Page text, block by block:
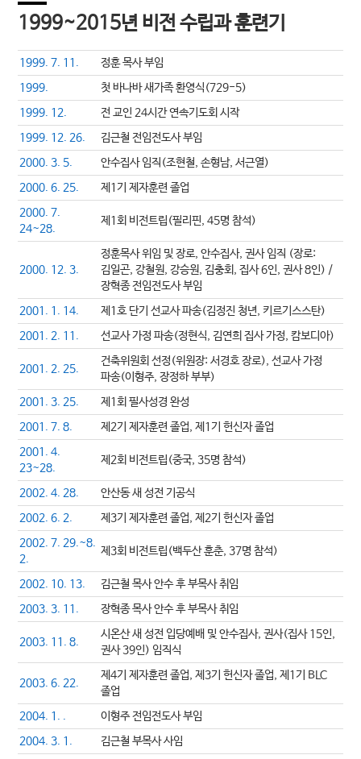
1999~2015년 비전 수립과 훈련기
1999. 7. 11.
정훈 목사 부임
1999.
첫 바나바 새가족 환영식(729-5)
1999. 12.
전 교인 24시간 연속기도회 시작
1999. 12. 26.
김근철 전임전도사 부임
2000. 3. 5.
안수집사 임직(조현철, 손형남, 서근열)
2000. 6. 25.
제1기 제자훈련 졸업
2000. 7.
24~28.
제1회 비전트립(필리핀, 45명 참석)
2000. 12. 3.
정훈목사 위임 및 장로, 안수집사, 권사 임직 (장로:
김일곤, 강철원, 강승원, 김충회, 집사 6인, 권사 8인) /
장혁종 전임전도사 부임
2001. 1. 14.
제1호 단기 선교사 파송(김정진 청년, 키르기스스탄)
2001. 2. 11.
선교사 가정 파송(정현식, 김연희 집사 가정, 캄보디아)
2001. 2. 25.
건축위원회 선정(위원장: 서경호 장로), 선교사 가정
파송(이형주, 장정하 부부)
2001. 3. 25.
제1회 필사성경 완성
2001. 7. 8.
제2기 제자훈련 졸업, 제1기 헌신자 졸업
2001. 4.
23~28.
제2회 비전트립(중국, 35명 참석)
2002. 4. 28.
안산동 새 성전 기공식
2002. 6. 2.
제3기 제자훈련 졸업, 제2기 헌신자 졸업
2002. 7. 29.~8.
2.
제3회 비전트립(백두산 훈춘, 37명 참석)
2002. 10. 13.
김근철 목사 안수 후 부목사 취임
2003. 3. 11.
장혁종 목사 안수 후 부목사 취임
2003. 11. 8.
시온산 새 성전 입당예배 및 안수집사, 권사(집사 15인,
권사 39인) 임직식
2003. 6. 22.
제4기 제자훈련 졸업, 제3기 헌신자 졸업, 제1기 BLC
졸업
2004. 1. .
이형주 전임전도사 부임
2004. 3. 1.
김근철 부목사 사임